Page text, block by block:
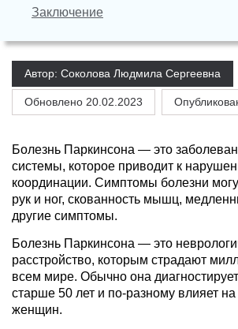
Заключение
Автор: Соколова Людмила Сергеевна
Обновлено 20.02.2023
Болезнь Паркинсона — это
системы, которое приводит к
координации. Симптомы болезни
рук и ног, скованность мышц,
другие симптомы.
Болезнь Паркинсона — это
расстройство, которым страдают
всем мире. Обычно она
старше 50 лет и по-разному влияет
женщин.